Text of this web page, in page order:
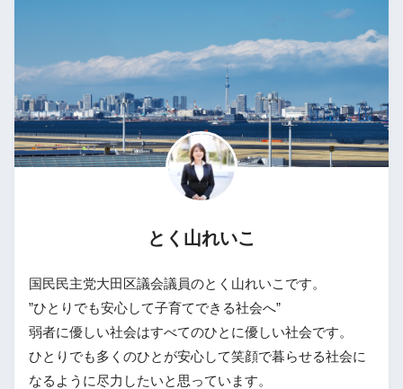
とく山れいこ
国民民主党大田区議会議員のとく山れいこです。
”ひとりでも安心して子育てできる社会へ”
弱者に優しい社会はすべてのひとに優しい社会です。
ひとりでも多くのひとが安心して笑顔で暮らせる社会に
なるように尽力したいと思っています。